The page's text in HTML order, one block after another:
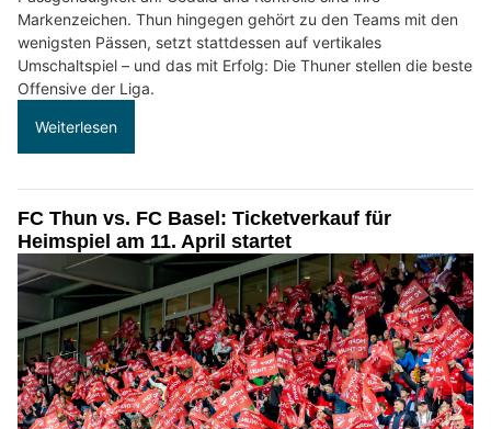
Markenzeichen. Thun hingegen gehört zu den Teams mit den
wenigsten Pässen, setzt stattdessen auf vertikales
Umschaltspiel – und das mit Erfolg: Die Thuner stellen die beste
Offensive der Liga.
Weiterlesen
FC Thun vs. FC Basel: Ticketverkauf für
Heimspiel am 11. April startet